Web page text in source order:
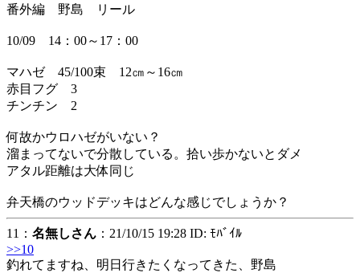
番外編 野島 リール
10/09 14：00～17：00
マハゼ 45/100束 12㎝～16㎝
赤目フグ 3
チンチン 2
何故かウロハゼがいない？
溜まってないで分散している。拾い歩かないとダメ
アタル距離は大体同じ
弁天橋のウッドデッキはどんな感じでしょうか？
11： 名無しさん ：21/10/15 19:28 ID: ﾓﾊﾞｲﾙ
>>10
釣れてますね、明日行きたくなってきた、野島